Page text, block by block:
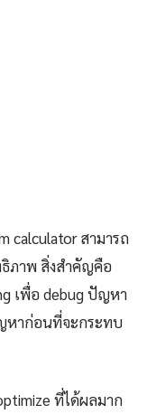
calculator สามารถ
ธิภาพ สิ่งสำคัญคือ
เพื่อ debug ปัญหา
หาก่อนที่จะกระทบ
ที่ได้ผลมาก